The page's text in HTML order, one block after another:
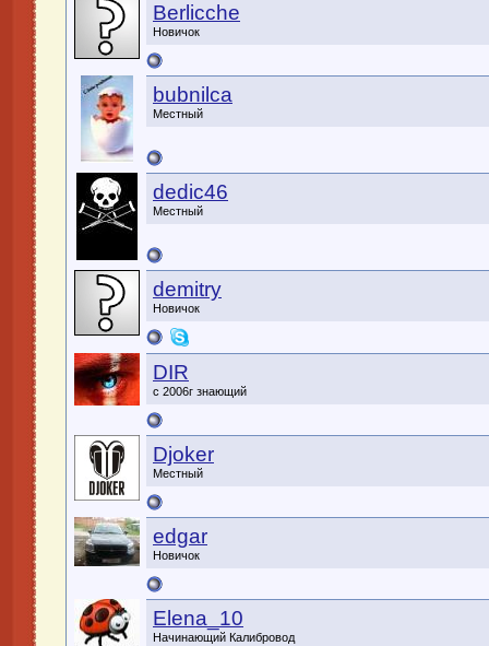
Berlicche
Новичок
bubnilca
Местный
dedic46
Местный
demitry
Новичок
DIR
с 2006г знающий
Djoker
Местный
edgar
Новичок
Elena_10
Начинающий Калибровод